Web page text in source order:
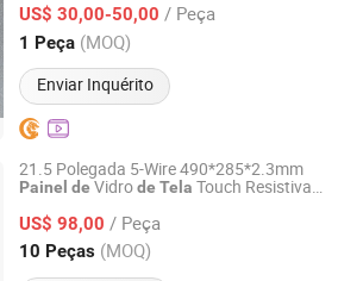
Tela Touch
US$ 30,00-50,00 / Peça
1 Peça (MOQ)
Enviar Inquérito
Desde 2025
21.5 Polegada 5-Wire 490*285*2.3mm
Painel de Vidrode Tela Touch Resistiva
US$ 98,00 / Peça
10 Peças (MOQ)
Desde 2017